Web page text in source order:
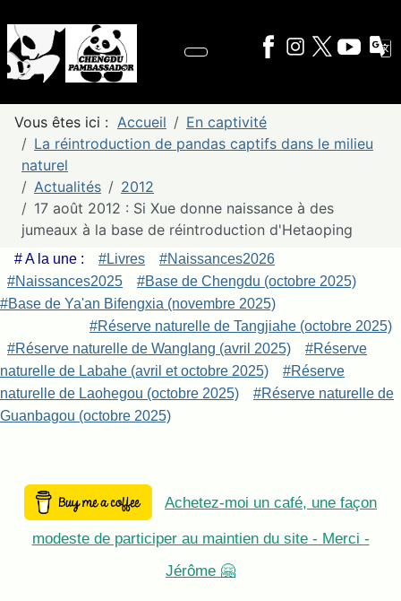
Vous êtes ici : Accueil
En captivité
La réintroduction de pandas captifs dans le milieu
naturel
Actualités
2012
17 août 2012 : Si Xue donne naissance à des
jumeaux à la base de réintroduction d'Hetaoping
# A la une : #Livres
#Naissances2026
#Naissances2025
#Base de Chengdu (octobre 2025)
#Base de Ya'an Bifengxia (novembre 2025)
#Réserve naturelle de Tangjiahe (octobre 2025)
#Réserve naturelle de Wanglang (avril 2025)
#Réserve
naturelle de Labahe (avril et octobre 2025)
#Réserve
naturelle de Laohegou (octobre 2025)
#Réserve naturelle de
Guanbagou (octobre 2025)
Achetez-moi un café, une façon
modeste de participer au maintien du site - Merci -
Jérôme 🤗